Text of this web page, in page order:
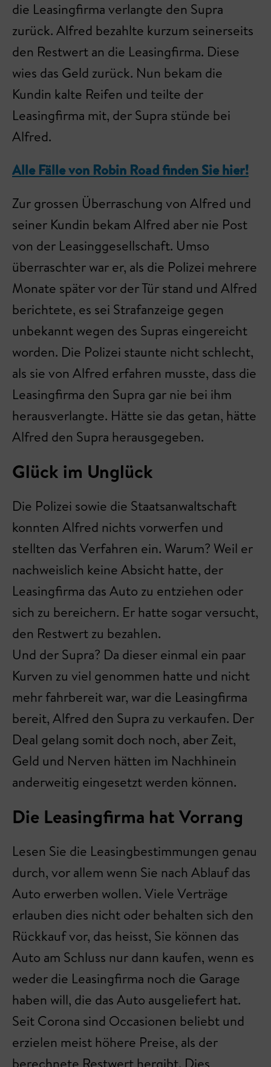
die Leasingfirma verlangte den Supra
zurück. Alfred bezahlte kurzum seinerseits
den Restwert an die Leasingfirma. Diese
wies das Geld zurück. Nun bekam die
Kundin kalte Reifen und teilte der
Leasingfirma mit, der Supra stünde bei
Alfred.
Alle Fälle von Robin Road finden Sie hier!
Zur grossen Überraschung von Alfred und
seiner Kundin bekam Alfred aber nie Post
von der Leasinggesellschaft. Umso
überraschter war er, als die Polizei mehrere
Monate später vor der Tür stand und Alfred
berichtete, es sei Strafanzeige gegen
unbekannt wegen des Supras eingereicht
worden. Die Polizei staunte nicht schlecht,
als sie von Alfred erfahren musste, dass die
Leasingfirma den Supra gar nie bei ihm
herausverlangte. Hätte sie das getan, hätte
Alfred den Supra herausgegeben.
Glück im Unglück
Die Polizei sowie die Staatsanwaltschaft
konnten Alfred nichts vorwerfen und
stellten das Verfahren ein. Warum? Weil er
nachweislich keine Absicht hatte, der
Leasingfirma das Auto zu entziehen oder
sich zu bereichern. Er hatte sogar versucht,
den Restwert zu bezahlen.
Und der Supra? Da dieser einmal ein paar
Kurven zu viel genommen hatte und nicht
mehr fahrbereit war, war die Leasingfirma
bereit, Alfred den Supra zu verkaufen. Der
Deal gelang somit doch noch, aber Zeit,
Geld und Nerven hätten im Nachhinein
anderweitig eingesetzt werden können.
Die Leasingfirma hat Vorrang
Lesen Sie die Leasingbestimmungen genau
durch, vor allem wenn Sie nach Ablauf das
Auto erwerben wollen. Viele Verträge
erlauben dies nicht oder behalten sich den
Rückkauf vor, das heisst, Sie können das
Auto am Schluss nur dann kaufen, wenn es
weder die Leasingfirma noch die Garage
haben will, die das Auto ausgeliefert hat.
Seit Corona sind Occasionen beliebt und
erzielen meist höhere Preise, als der
berechnete Restwert hergibt. Dies